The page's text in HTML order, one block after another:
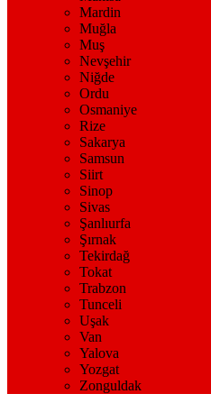
Mardin
Muğla
Muş
Nevşehir
Niğde
Ordu
Osmaniye
Rize
Sakarya
Samsun
Siirt
Sinop
Sivas
Şanlıurfa
Şırnak
Tekirdağ
Tokat
Trabzon
Tunceli
Uşak
Van
Yalova
Yozgat
Zonguldak